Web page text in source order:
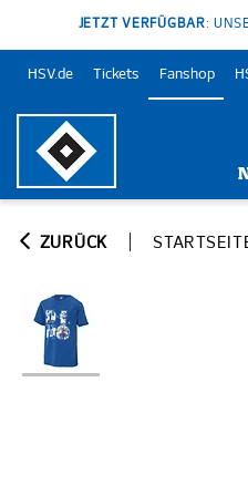
JETZT VERFÜGBAR:
HSV.de Tickets Fanshop
ZURÜCK